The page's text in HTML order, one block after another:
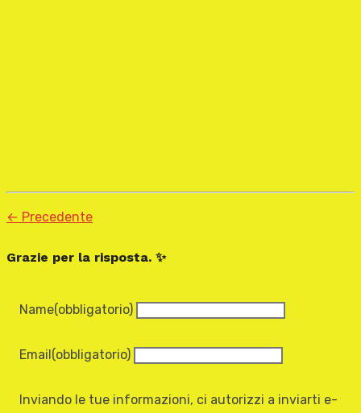
← Precedente
Grazie per la risposta. ✨
Name(obbligatorio)
Email(obbligatorio)
Inviando le tue informazioni, ci autorizzi a inviarti e-